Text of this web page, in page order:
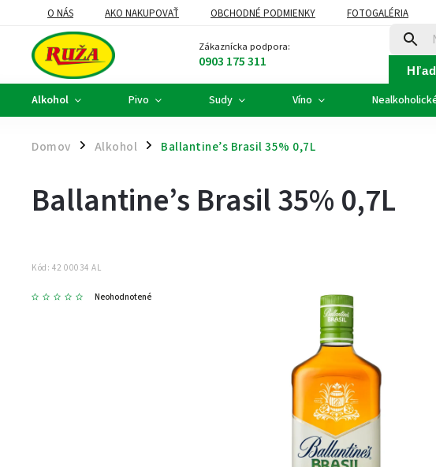
O NÁS AKO NAKUPOVAŤ OBCHODNÉ PODMIENKY FOTOGALÉRIA
DARČEKOVÉ KOŠE A FIREMNÉ DARČEKY
SVADOBNÉ
Zákaznícka podpora:
0903 175 311
Alkohol Pivo Sudy Víno
Domov / Alkohol / Ballantine’s Brasil 35% 0,7L
Ballantine’s Brasil 35% 0,7L
Kód: 42 00034 AL
Neohodnotené